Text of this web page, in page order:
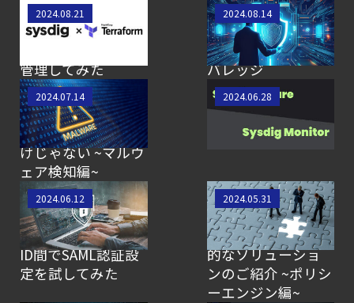
【SCSK技術者によ
るブログ】Sysdigの
管理してみた
2024.08.21
【SCSK技術者によ
るブログ】CNAPP
の理解とSysdigのカ
バレッジ
2024.08.14
【SCSK技術者によ
るブログ】Sysdigの
脅威検知はFalcoだ
けじゃない ~マルウ
ェア検知編~
2024.07.14
【SCSK技術者によ
るブログ】Sysdigの
ライセンス体系
2024.06.28
【SCSK技術者によ
るブログ】Sysdig
とMicrosoft Entra
ID間でSAML認証設
定を試してみた
2024.06.12
【SCSK技術者によ
るブログ】Sysdigと
組み合わせて効果
的なソリューショ
ンのご紹介 ~ポリシ
ーエンジン編~
2024.05.31